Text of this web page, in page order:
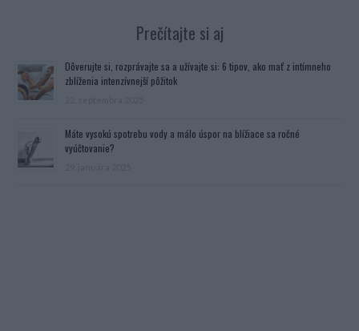
Prečítajte si aj
Dôverujte si, rozprávajte sa a užívajte si: 6 tipov, ako mať z intímneho
zblíženia intenzívnejší pôžitok
Máte vysokú spotrebu vody a málo úspor na blížiace sa ročné
vyúčtovanie?